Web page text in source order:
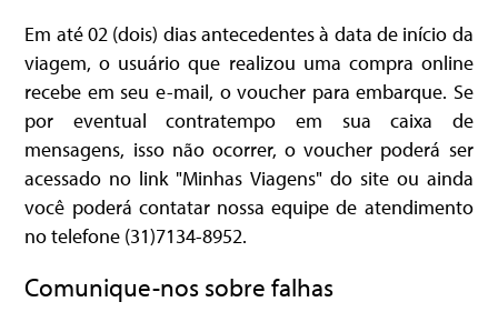
Em até 02 (dois) dias antecedentes à data de início da
viagem, o usuário que realizou uma compra online
recebe em seu e-mail, o voucher para embarque. Se
por eventual contratempo em sua caixa de
mensagens, isso não ocorrer, o voucher poderá ser
acessado no link "Minhas Viagens" do site ou ainda
você poderá contatar nossa equipe de atendimento
no telefone (31)7134-8952.
Comunique-nos sobre falhas